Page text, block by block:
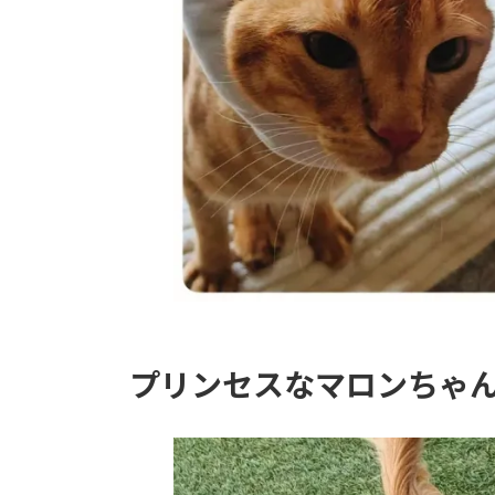
プリンセスなマロンちゃ